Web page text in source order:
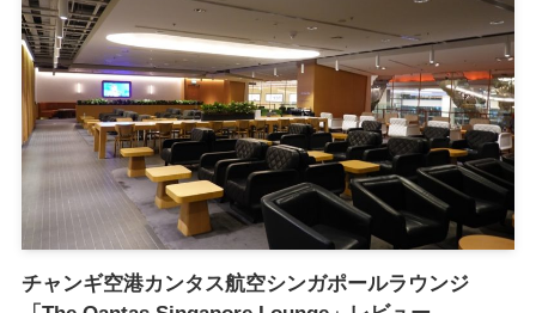
チャンギ空港カンタス航空シンガポールラウンジ